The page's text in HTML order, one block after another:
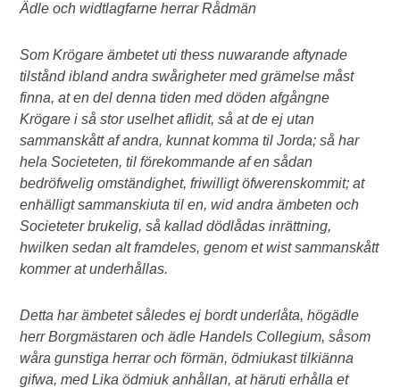
Ädle och widtlagfarne herrar Rådmän
Som Krögare ämbetet uti thess nuwarande aftynade
tilstånd ibland andra swårigheter med grämelse måst
finna, at en del denna tiden med döden afgångne
Krögare i så stor uselhet aflidit, så at de ej utan
sammanskått af andra, kunnat komma til Jorda; så har
hela Societeten, til förekommande af en sådan
bedröfwelig omständighet, friwilligt öfwerenskommit; at
enhälligt sammanskiuta til en, wid andra ämbeten och
Societeter brukelig, så kallad dödlådas inrättning,
hwilken sedan alt framdeles, genom et wist sammanskått
kommer at underhållas.
Detta har ämbetet således ej bordt underlåta, högädle
herr Borgmästaren och ädle Handels Collegium, såsom
wåra gunstiga herrar och förmän, ödmiukast tilkiänna
gifwa, med Lika ödmiuk anhållan, at häruti erhålla et